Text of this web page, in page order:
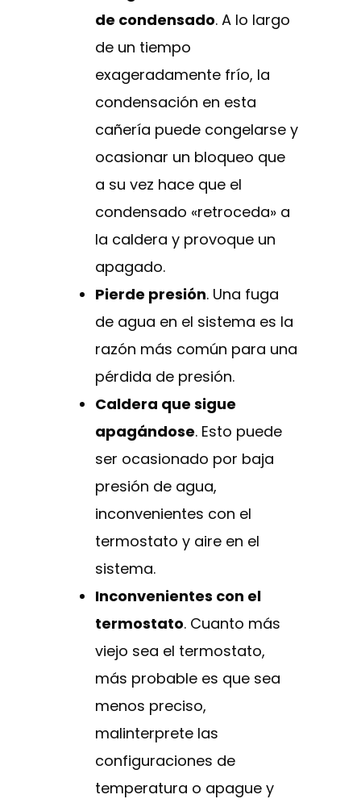
de condensado. A lo largo
de un tiempo
exageradamente frío, la
condensación en esta
cañería puede congelarse y
ocasionar un bloqueo que
a su vez hace que el
condensado «retroceda» a
la caldera y provoque un
apagado.
Pierde presión. Una fuga
de agua en el sistema es la
razón más común para una
pérdida de presión.
Caldera que sigue
apagándose. Esto puede
ser ocasionado por baja
presión de agua,
inconvenientes con el
termostato y aire en el
sistema.
Inconvenientes con el
termostato. Cuanto más
viejo sea el termostato,
más probable es que sea
menos preciso,
malinterprete las
configuraciones de
temperatura o apague y